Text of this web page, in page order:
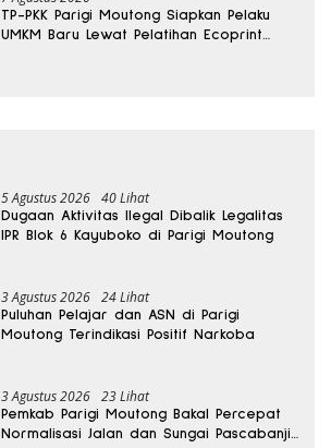
TP-PKK Parigi Moutong Siapkan Pelaku
UMKM Baru Lewat Pelatihan Ecoprint
5 Agustus 2026 40 Lihat
Dugaan Aktivitas Ilegal Dibalik Legalitas
IPR Blok 6 Kayuboko di Parigi Moutong
3 Agustus 2026 24 Lihat
Puluhan Pelajar dan ASN di Parigi
Moutong Terindikasi Positif Narkoba
3 Agustus 2026 23 Lihat
Pemkab Parigi Moutong Bakal Percepat
Normalisasi Jalan dan Sungai Pascabanjir